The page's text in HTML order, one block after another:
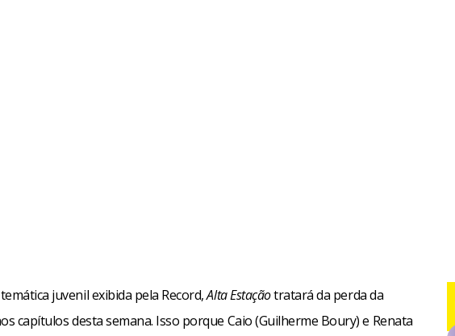
juvenil exibida pela Record,Alta Estaçãotratará da perda da
capítulos desta semana. Isso porque Caio (Guilherme Boury) e Renata